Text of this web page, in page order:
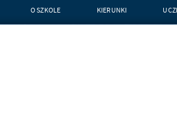
O SZKOLE KIERUNKI